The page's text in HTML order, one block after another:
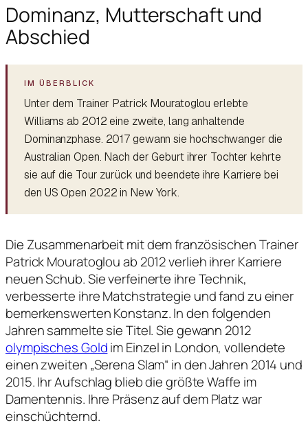
Dominanz, Mutterschaft und
Abschied
Unter dem Trainer Patrick Mouratoglou erlebte
Williams ab 2012 eine zweite, lang anhaltende
Dominanzphase. 2017 gewann sie hochschwanger die
Australian Open. Nach der Geburt ihrer Tochter kehrte
sie auf die Tour zurück und beendete ihre Karriere bei
den US Open 2022 in New York.
Die Zusammenarbeit mit dem französischen Trainer
Patrick Mouratoglou ab 2012 verlieh ihrer Karriere
neuen Schub. Sie verfeinerte ihre Technik,
verbesserte ihre Matchstrategie und fand zu einer
bemerkenswerten Konstanz. In den folgenden
Jahren sammelte sie Titel. Sie gewann 2012
olympisches Goldim Einzel in London, vollendete
einen zweiten „Serena Slam“ in den Jahren 2014 und
2015. Ihr Aufschlag blieb die größte Waffe im
Damentennis. Ihre Präsenz auf dem Platz war
einschüchternd.